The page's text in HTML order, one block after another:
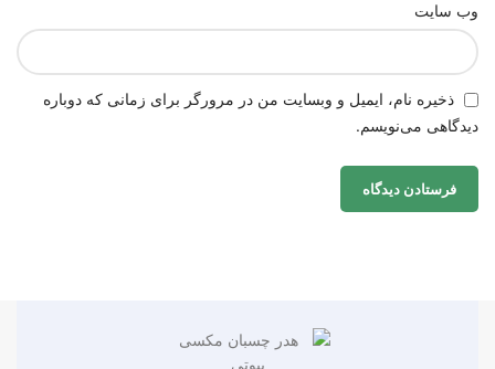
وب‌ سایت
ذخیره نام، ایمیل و وبسایت من در مرورگر برای زمانی که دوباره
دیدگاهی می‌نویسم.